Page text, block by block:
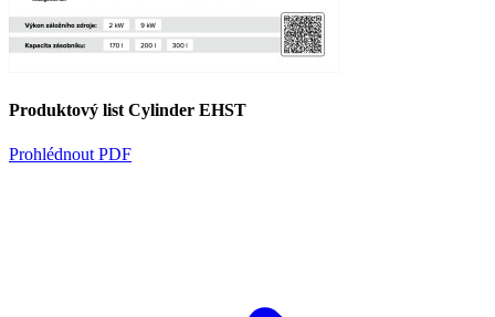
Produktový list Cylinder EHST
Prohlédnout PDF